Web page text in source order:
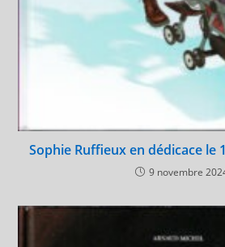
Sophie Ruffieux en dédicace le
9 novembre